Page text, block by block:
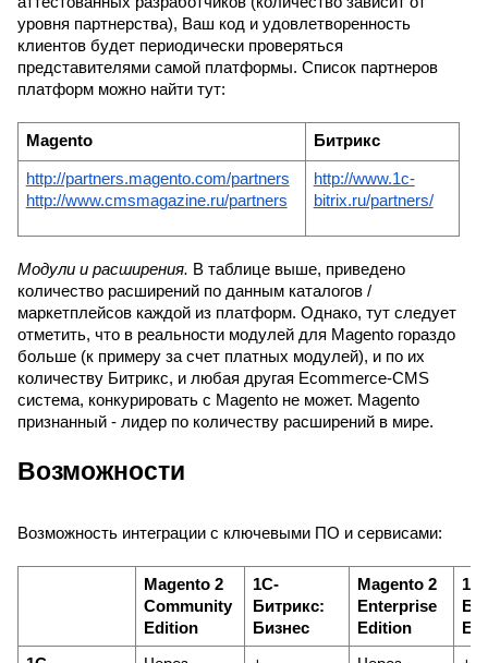
уровня партнерства), Ваш код и удовлетворенность
клиентов будет периодически проверяться
представителями самой платформы. Список партнеров
платформ можно найти тут:
Magento Битрикс
http://partners.magento.com/partners
http://www.cmsmagazine.ru/partners
http://www.1c-
bitrix.ru/partners/
Модули и расширения. В таблице выше, приведено
количество расширений по данным каталогов /
маркетплейсов каждой из платформ. Однако, тут следует
отметить, что в реальности модулей для Magento гораздо
больше (к примеру за счет платных модулей), и по их
количеству Битрикс, и любая другая Ecommerce-CMS
система, конкурировать с Magento не может. Magento
признанный - лидер по количеству расширений в мире.
Возможности
Возможность интеграции с ключевыми ПО и сервисами:
Magento 2
Community
Edition
1С-
Битрикс:
Бизнес
Magento 2
Enterprise
Edition
1С-